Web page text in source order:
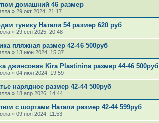
домашний 46 размер
» 29 окт 2024, 21:17
тунику Натали 54 размер 620 руб
» 29 сен 2025, 20:48
пляжная размер 42-46 500руб
» 13 июн 2024, 15:37
джинсовая Kira Plastinina размер 44-46 500руб
» 04 июл 2024, 19:59
нарядное размер 42-44 500руб
» 18 апр 2026, 14:44
с шортами Натали размер 42-44 599руб
» 09 ноя 2024, 11:53